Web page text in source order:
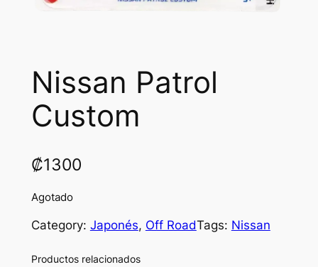
Nissan Patrol
Custom
₡1300
Agotado
Category: Japonés, Off RoadTags: Nissan
Productos relacionados